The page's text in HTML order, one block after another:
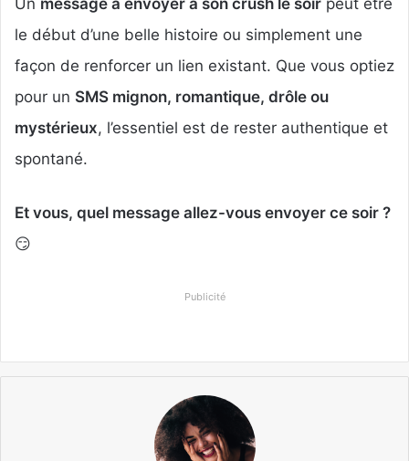
le début d’une belle histoire ou simplement une
façon de renforcer un lien existant. Que vous optiez
pour un SMS mignon, romantique, drôle ou
mystérieux, l’essentiel est de rester authentique et
spontané.
Et vous, quel message allez-vous envoyer ce soir ?
😏
Publicité